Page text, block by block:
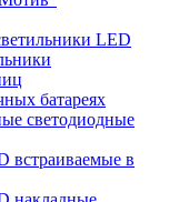
LED
батареях
светодиодные
встраиваемые в